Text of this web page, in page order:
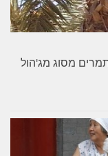
מסוג מג'הול